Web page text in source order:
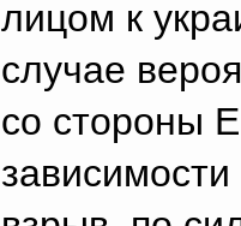
лицом к
случае
со стороны